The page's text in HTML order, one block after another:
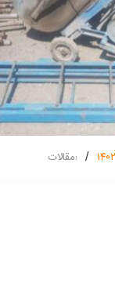
/
:مقالات